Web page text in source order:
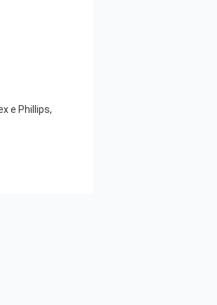
e Phillips,